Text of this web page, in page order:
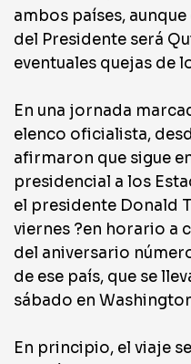
ambos países,
del Presidente será
eventuales quejas de
En una jornada
elenco oficialista,
afirmaron que sigue
presidencial a los
el presidente Donald
viernes ?en horario a
del aniversario
de ese país, que se
sábado en
En principio, el viaje